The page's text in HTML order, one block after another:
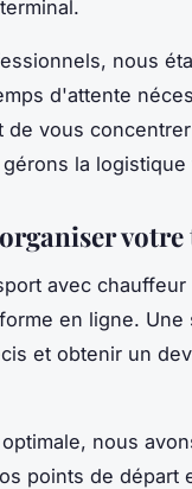
nous
d'attente
de vous
la logistique
avec
en ligne.
et obtenir un
nous
points de départ